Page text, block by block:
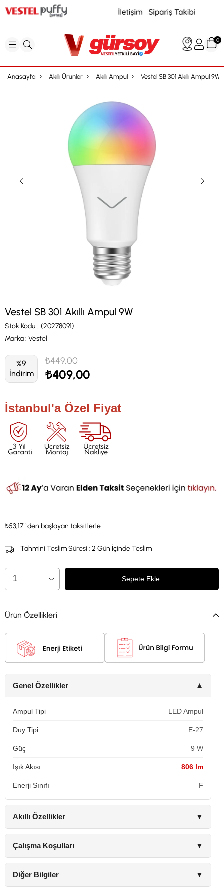
0
Anasayfa Akıllı Ürünler Akıllı Ampul Vestel SB 301 Akıllı Ampul 9W
Vestel SB 301 Akıllı Ampul 9W
Stok Kodu
(20278091)
Marka: Vestel
%9
İndirim
₺449,00
₺409,00
İstanbul'a Özel Fiyat
₺53,17 `den başlayan taksitlerle
Tahmini Teslim Süresi : 2 Gün İçinde Teslim
Ürün Özellikleri
Genel Özellikler ▼
Ampul Tipi LED Ampul
Duy Tipi E-27
Güç 9 W
Işık Akısı 806 lm
Enerji Sınıfı F
Akıllı Özellikler ▼
Çalışma Koşulları ▼
Diğer Bilgiler ▼